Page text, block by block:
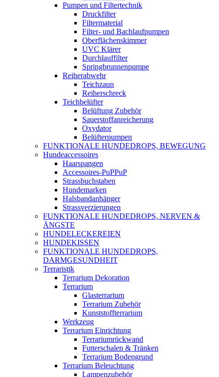
Pumpen und Filtertechnik
Druckfilter
Filtermaterial
Filter- und Bachlaufpumpen
Oberflächenskimmer
UVC Klärer
Durchlauffilter
Springbrunnenpumpe
Reiherabwehr
Teichzaun
Reiherschreck
Teichbelüfter
Belüftung Zubehör
Sauerstoffanreicherung
Oxydator
Belüfterpumpen
FUNKTIONALE HUNDEDROPS, BEWEGUNG
Hundeaccessoires
Haarspangen
Accessoires-PuPPuP
Strassbuchstaben
Hundemarken
Halsbandanhänger
Strassverzierungen
FUNKTIONALE HUNDEDROPS, NERVEN &
ÄNGSTE
HUNDELECKEREIEN
HUNDEKISSEN
FUNKTIONALE HUNDEDROPS,
DARMGESUNDHEIT
Terraristik
Terrarium Dekoration
Terrarium
Glasterrarium
Terrarium Zubehör
Kunststoffterrarium
Werkzeug
Terrarium Einrichtung
Terrariumrückwand
Futterschalen & Tränken
Terrarium Bodengrund
Terrarium Beleuchtung
Lampenzubehör